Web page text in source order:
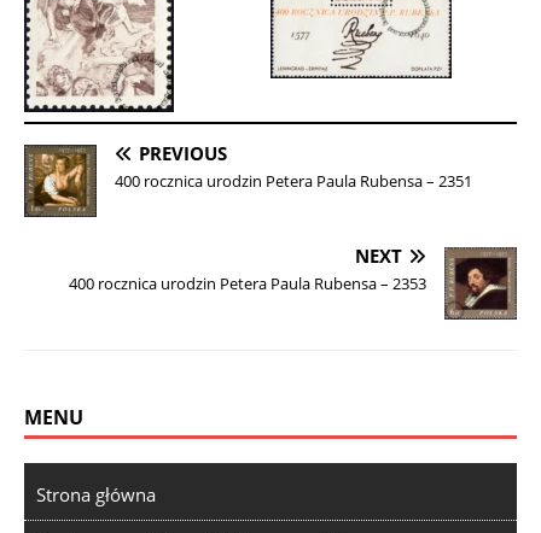
PREVIOUS
400 rocznica urodzin Petera Paula Rubensa – 2351
NEXT
400 rocznica urodzin Petera Paula Rubensa – 2353
MENU
Strona główna